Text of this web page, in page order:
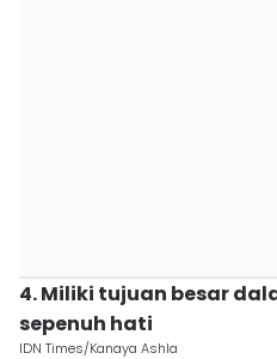
4. Miliki tujuan besar
sepenuh hati
IDN Times/Kanaya Ashla